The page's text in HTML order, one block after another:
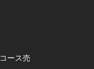
ース売